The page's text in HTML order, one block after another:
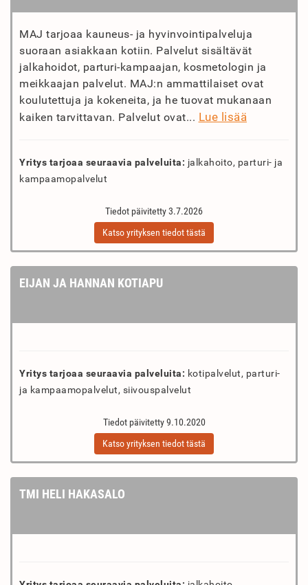
MAJ tarjoaa kauneus- ja hyvinvointipalveluja
suoraan asiakkaan kotiin. Palvelut sisältävät
jalkahoidot, parturi-kampaajan, kosmetologin ja
meikkaajan palvelut. MAJ:n ammattilaiset ovat
koulutettuja ja kokeneita, ja he tuovat mukanaan
kaiken tarvittavan. Palvelut ovat... Lue lisää
Yritys tarjoaa seuraavia palveluita: jalkahoito, parturi- ja
kampaamopalvelut
Tiedot päivitetty 3.7.2026
Katso yrityksen tiedot tästä
EIJAN JA HANNAN KOTIAPU
Yritys tarjoaa seuraavia palveluita: kotipalvelut, parturi-
ja kampaamopalvelut, siivouspalvelut
Tiedot päivitetty 9.10.2020
Katso yrityksen tiedot tästä
TMI HELI HAKASALO